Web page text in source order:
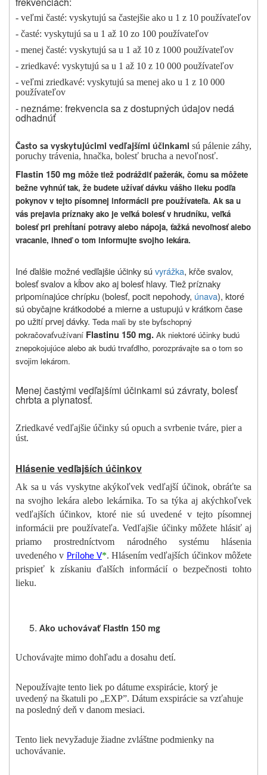
- veľmi časté: vyskytujú sa častejšie ako u 1 z 10 používateľov
- časté: vyskytujú sa u 1 až 10 zo 100 používateľov
- menej časté: vyskytujú sa u 1 až 10 z 1000 používateľov
- zriedkavé: vyskytujú sa u 1 až 10 z 10 000 používateľov
- veľmi zriedkavé: vyskytujú sa menej ako u 1 z 10 000
používateľov
- neznáme: frekvencia sa z dostupných údajov nedá
odhadnúť
Často sa vyskytujúcimi vedľajšími účinkami sú pálenie záhy,
poruchy trávenia, hnačka, bolesť brucha a nevoľnosť.
Flastin 150 mg môže tiež podráždiť pažerák, čomu sa môžete
bežne vyhnúť tak, že budete užívať dávku vášho lieku podľa
pokynov v tejto písomnej informácii pre používateľa. Ak sa u
vás prejavia príznaky ako je veľká bolesť v hrudníku, veľká
bolesť pri prehĺtaní potravy alebo nápoja, ťažká nevoľnosť alebo
vracanie, ihneď o tom informujte svojho lekára.
Iné ďalšie možné vedľajšie účinky sú vyrážka, kŕče svalov,
bolesť svalov a kĺbov ako aj bolesť hlavy. Tiež príznaky
pripomínajúce chrípku (bolesť, pocit nepohody, únava), ktoré
sú obyčajne krátkodobé a mierne a ustupujú v krátkom čase
po užití prvej dávky. Teda mali by ste byťschopný
pokračovaťvužívaní Flastinu 150 mg. Ak niektoré účinky budú
znepokojujúce alebo ak budú trvaťdlho, porozprávajte sa o tom so
svojim lekárom.
Menej častými vedľajšími účinkami sú závraty, bolesť
chrbta a plynatosť.
Zriedkavé vedľajšie účinky sú opuch a svrbenie tváre, pier a
úst.
Hlásenie vedľajších účinkov
Ak sa u vás vyskytne akýkoľvek vedľajší účinok, obráťte sa
na svojho lekára alebo lekárnika. To sa týka aj akýchkoľvek
vedľajších účinkov, ktoré nie sú uvedené v tejto písomnej
informácii pre používateľa. Vedľajšie účinky môžete hlásiť aj
priamo prostredníctvom
národného systému hlásenia
uvedeného v Prílohe V*. Hlásením vedľajších účinkov môžete
prispieť k získaniu ďalších informácií o bezpečnosti tohto
lieku.
Ako uchovávať Flastin 150 mg
Uchovávajte mimo dohľadu a dosahu detí.
Nepoužívajte tento liek po dátume exspirácie, ktorý je
uvedený na škatuli po „EXP”. Dátum exspirácie sa vzťahuje
na posledný deň v danom mesiaci.
Tento liek nevyžaduje žiadne zvláštne podmienky na
uchovávanie.